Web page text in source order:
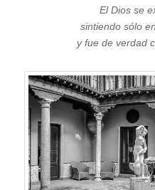
El Dios se
sintiendo sólo
y fue de verdad